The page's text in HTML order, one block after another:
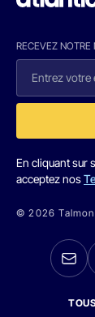
RECEVEZ NOTRE
En cliquant sur
acceptez nos
© 2026